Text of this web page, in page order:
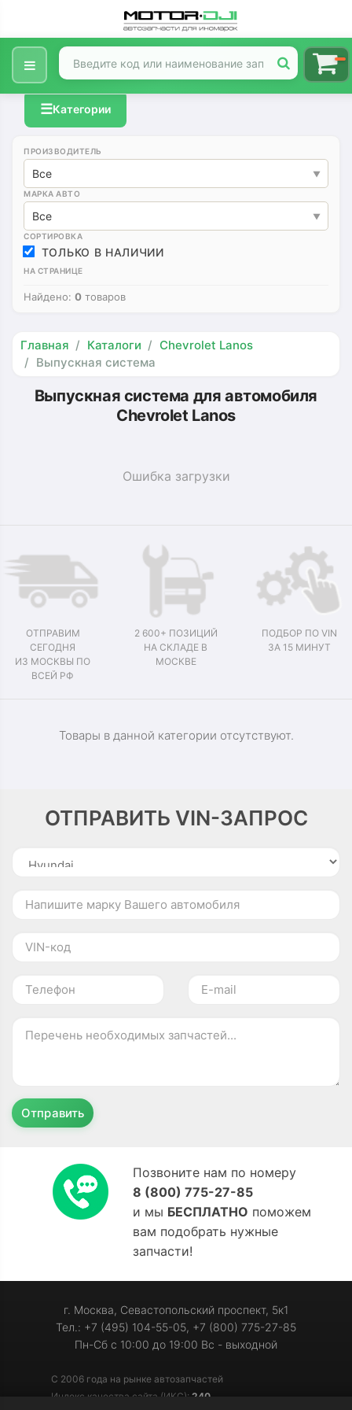
☰Категории
ПРОИЗВОДИТЕЛЬ
Все
МАРКА АВТО
Все
СОРТИРОВКА
ТОЛЬКО В НАЛИЧИИ
НА СТРАНИЦЕ
Найдено: 0 товаров
Главная Каталоги
Chevrolet Lanos
Выпускная система
Выпускная система для автомобиля
Chevrolet Lanos
Ошибка загрузки
ОТПРАВИМ
СЕГОДНЯ
ИЗ МОСКВЫ ПО
ВСЕЙ РФ
2 600+ ПОЗИЦИЙ
НА СКЛАДЕ В
МОСКВЕ
ПОДБОР ПО VIN
ЗА 15 МИНУТ
Товары в данной категории отсутствуют.
ОТПРАВИТЬ VIN-ЗАПРОС
Отправить
Позвоните нам по номеру
8 (800) 775-27-85
и мы БЕСПЛАТНО поможем
вам подобрать нужные
запчасти!
г. Москва, Севастопольский проспект, 5к1
Тел.: +7 (495) 104-55-05, +7 (800) 775-27-85
Пн-Сб с 10:00 до 19:00 Вс - выходной
С 2006 года на рынке автозапчастей
Индекс качества сайта (ИКС): 240